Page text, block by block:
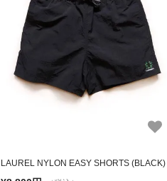
LAUREL NYLON EASY SHORTS (BLACK)